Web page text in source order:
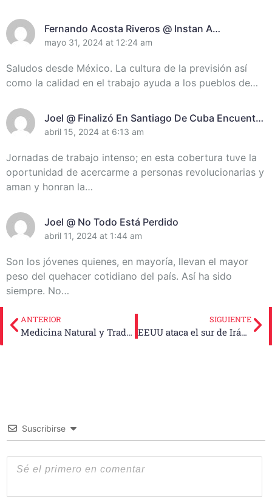
Fernando Acosta Riveros @ Instan A
Incrementar El Control De Recursos En
mayo 31, 2024 at 12:24 am
Saludos desde México. La cultura de la previsión así
como la calidad en el trabajo ayuda a los pueblos de…
Joel @ Finalizó En Santiago De Cuba Encuentro
De Miembros Del Destacamento Pedagógico
abril 15, 2024 at 6:13 am
Jornadas de trabajo intenso; en esta cobertura tuve la
oportunidad de acercarme a personas revolucionarias y
aman y honran la…
Joel @ No Todo Está Perdido
abril 11, 2024 at 1:44 am
Son los jóvenes quienes, en mayoría, llevan el mayor
peso del quehacer cotidiano del país. Así ha sido
siempre. No…
ANTERIOR
Medicina Natural y Tradicional: Propiedades y usos medicinales de la albahaca de clavo
SIGUIENTE
EEUU ataca el sur de Irán y Teherán promete respuesta contundente
Suscribirse